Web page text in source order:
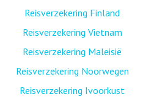
Reisverzekering Finland
Reisverzekering Vietnam
Reisverzekering Maleisië
Reisverzekering Noorwegen
Reisverzekering Ivoorkust